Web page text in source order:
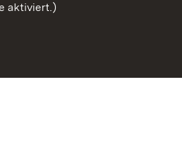
aktiviert.)